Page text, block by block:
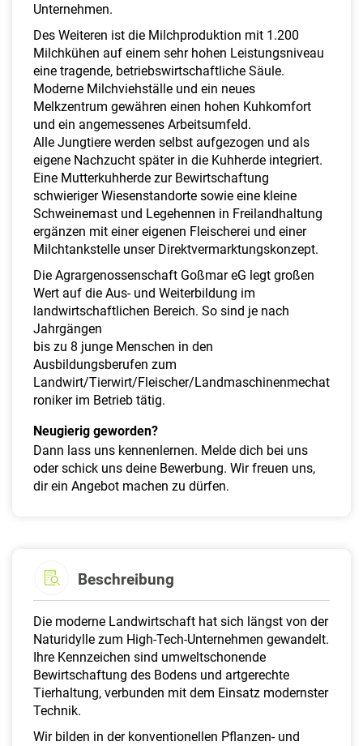
Unternehmen.
Des Weiteren ist die Milchproduktion mit 1.200
Milchkühen auf einem sehr hohen Leistungsniveau
eine tragende, betriebswirtschaftliche Säule.
Moderne Milchviehställe und ein neues
Melkzentrum gewähren einen hohen Kuhkomfort
und ein angemessenes Arbeitsumfeld.
Alle Jungtiere werden selbst aufgezogen und als
eigene Nachzucht später in die Kuhherde integriert.
Eine Mutterkuhherde zur Bewirtschaftung
schwieriger Wiesenstandorte sowie eine kleine
Schweinemast und Legehennen in Freilandhaltung
ergänzen mit einer eigenen Fleischerei und einer
Milchtankstelle unser Direktvermarktungskonzept.
Die Agrargenossenschaft Goßmar eG legt großen
Wert auf die Aus- und Weiterbildung im
landwirtschaftlichen Bereich. So sind je nach
Jahrgängen
bis zu 8 junge Menschen in den
Ausbildungsberufen zum
Landwirt/Tierwirt/Fleischer/Landmaschinenmechat
roniker im Betrieb tätig.
Neugierig geworden?
Dann lass uns kennenlernen. Melde dich bei uns
oder schick uns deine Bewerbung. Wir freuen uns,
dir ein Angebot machen zu dürfen.
Beschreibung
Die moderne Landwirtschaft hat sich längst von der
Naturidylle zum High-Tech-Unternehmen gewandelt.
Ihre Kennzeichen sind umweltschonende
Bewirtschaftung des Bodens und artgerechte
Tierhaltung, verbunden mit dem Einsatz modernster
Technik.
Wir bilden in der konventionellen Pflanzen- und